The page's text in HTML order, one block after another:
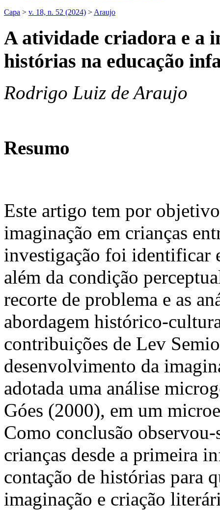
Capa > v. 18, n. 52 (2024) > Araujo
A atividade criadora e a
histórias na educação
Rodrigo Luiz de Araujo
Resumo
Este artigo tem por
imaginação em crianças
investigação foi identificar
além da condição
recorte de problema e as
abordagem histórico-
contribuições de Lev
desenvolvimento da
adotada uma análise
Góes (2000), em um
Como conclusão observou-
crianças desde a primeira
contação de histórias para
imaginação e criação